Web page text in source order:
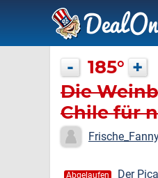
- 185° +
Die
Chile für
Abgelaufen
Der